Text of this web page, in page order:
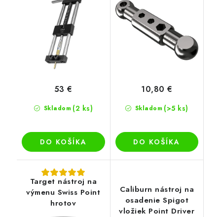
Skladom (2 ks)
53 €
DO KOŠÍKA
Skladom (>5 ks)
10,80 €
DO KOŠÍKA
Target nástroj na
výmenu Swiss Point
hrotov
Caliburn nástroj na
osadenie Spigot
vložiek Point Driver